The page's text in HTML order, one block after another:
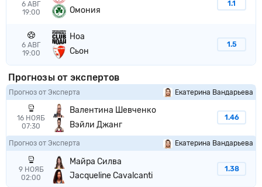
6 АВГ
19:00
Омония
1.1
6 АВГ
19:00
Ноа
Сьон
1.5
Прогнозы от экспертов
Прогноз от Эксперта Екатерина Вандарьева
16 НОЯБ
07:30
Валентина Шевченко
Вэйли Джанг
1.46
Прогноз от Эксперта Екатерина Вандарьева
9 НОЯБ
02:00
Майра Силва
Jacqueline Cavalcanti
1.38